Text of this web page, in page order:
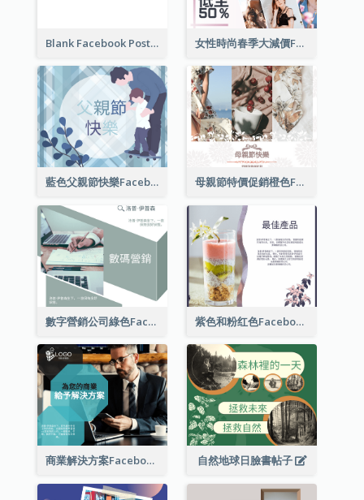
Blank Facebook Post 女性時尚春季大減價Facebook帖子
藍色父親節快樂Facebook帖子 母親節特價促銷橙色Facebook帖子
數字營銷公司綠色Facebook帖子 紫色和粉红色Facebook帖子
商業解決方案Facebook帖子 自然地球日臉書帖子